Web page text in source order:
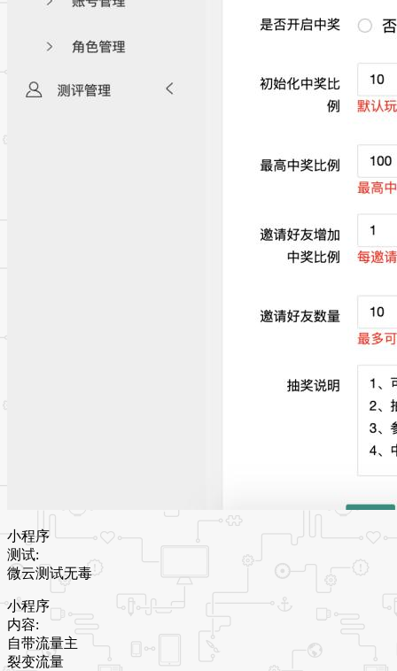
小程序
测试:
微云测试无毒
小程序
内容:
自带流量主
裂变流量